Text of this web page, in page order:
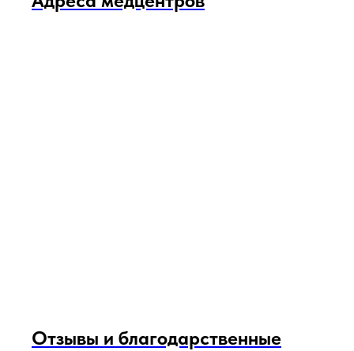
Отзывы и благодарственные